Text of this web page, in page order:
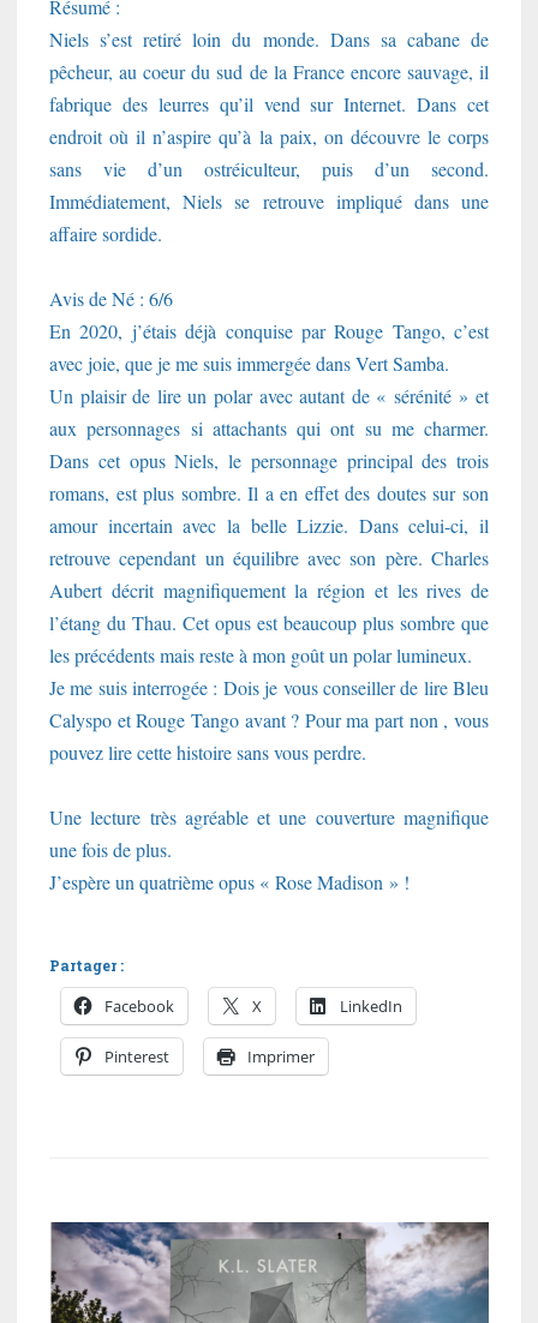
Résumé :
Niels s’est retiré loin du monde. Dans sa cabane de
pêcheur, au coeur du sud de la France encore sauvage, il
fabrique des leurres qu’il vend sur Internet. Dans cet
endroit où il n’aspire qu’à la paix, on découvre le corps
sans vie d’un ostréiculteur, puis d’un second.
Immédiatement, Niels se retrouve impliqué dans une
affaire sordide.
Avis de Né : 6/6
En 2020, j’étais déjà conquise par Rouge Tango, c’est
avec joie, que je me suis immergée dans Vert Samba.
Un plaisir de lire un polar avec autant de « sérénité » et
aux personnages si attachants qui ont su me charmer.
Dans cet opus Niels, le personnage principal des trois
romans, est plus sombre. Il a en effet des doutes sur son
amour incertain avec la belle Lizzie. Dans celui-ci, il
retrouve cependant un équilibre avec son père. Charles
Aubert décrit magnifiquement la région et les rives de
l’étang du Thau. Cet opus est beaucoup plus sombre que
les précédents mais reste à mon goût un polar lumineux.
Je me suis interrogée : Dois je vous conseiller de lire Bleu
Calyspo et Rouge Tango avant ? Pour ma part non , vous
pouvez lire cette histoire sans vous perdre.
Une lecture très agréable et une couverture magnifique
une fois de plus.
J’espère un quatrième opus « Rose Madison » !
Partager :
Facebook X LinkedIn
Pinterest Imprimer